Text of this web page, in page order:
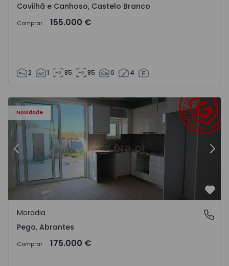
Covilhã e Canhoso, Castelo Branco
Comprar 155.000 €
2 1 85 85 0 4
Novidade
Moradia T2 Abrantes, Pego - 1575171 - 9
Anterior
Pego, Abrantes
Moradia
Pego, Abrantes
Comprar 175.000 €